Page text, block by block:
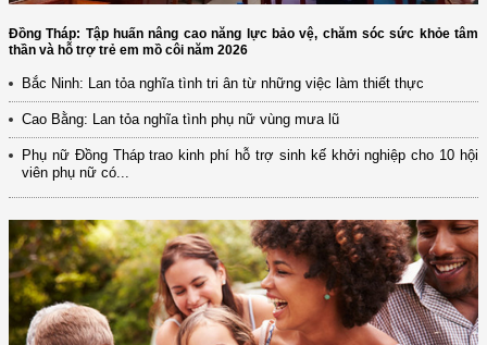
Đồng Tháp: Tập huấn nâng cao năng lực bảo vệ, chăm sóc sức khỏe tâm
thần và hỗ trợ trẻ em mồ côi năm 2026
Bắc Ninh: Lan tỏa nghĩa tình tri ân từ những việc làm thiết thực
Cao Bằng: Lan tỏa nghĩa tình phụ nữ vùng mưa lũ
Phụ nữ Đồng Tháp trao kinh phí hỗ trợ sinh kế khởi nghiệp cho 10 hội
viên phụ nữ có...